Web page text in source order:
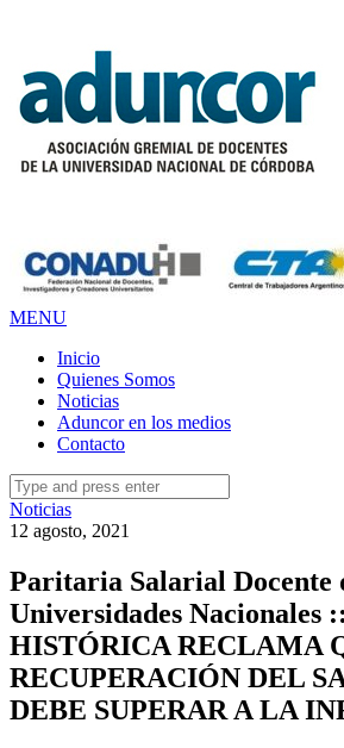
MENU
Inicio
Quienes Somos
Noticias
Aduncor en los medios
Contacto
Search
for:
Noticias
12 agosto, 2021
Paritaria Salarial Docente
Universidades Nacionales
HISTÓRICA RECLAMA
RECUPERACIÓN DEL
DEBE SUPERAR A LA